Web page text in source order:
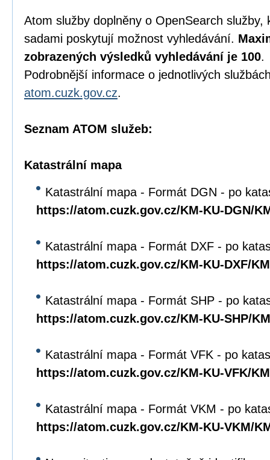
Atom služby doplněny o OpenSearch služby,
sadami poskytují možnost vyhledávání.
zobrazených výsledků vyhledávání je 100.
Podrobnější informace o jednotlivých
atom.cuzk.gov.cz.
Seznam ATOM služeb:
Katastrální mapa
Katastrální mapa - Formát DGN - po
https://atom.cuzk.gov.cz/KM-KU-DGN/
Katastrální mapa - Formát DXF - po
https://atom.cuzk.gov.cz/KM-KU-DXF/
Katastrální mapa - Formát SHP - po
https://atom.cuzk.gov.cz/KM-KU-SHP/
Katastrální mapa - Formát VFK - po
https://atom.cuzk.gov.cz/KM-KU-VFK/
Katastrální mapa - Formát VKM - po
https://atom.cuzk.gov.cz/KM-KU-VKM/